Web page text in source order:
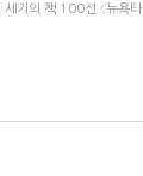
세기의 책 100선 〈뉴욕타